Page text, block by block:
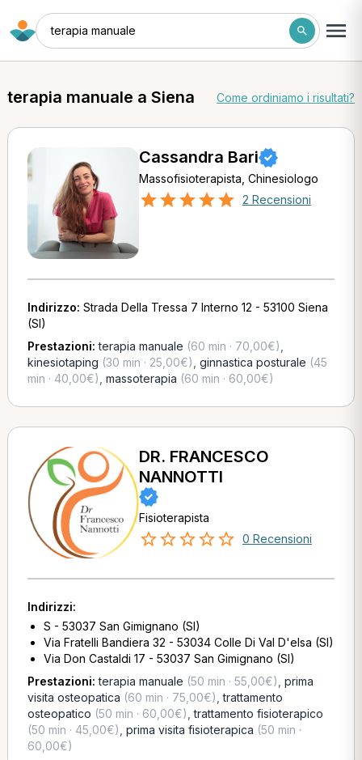
terapia manuale
terapia manuale a Siena Come ordiniamo i risultati?
Cassandra Bari
Massofisioterapista, Chinesiologo
2 Recensioni
Indirizzo: Strada Della Tressa 7 Interno 12 - 53100 Siena
(SI)
Prestazioni:terapia manuale (60 min · 70,00€)
kinesiotaping (30 min · 25,00€) ginnastica posturale (45
min · 40,00€) massoterapia (60 min · 60,00€)
DR. FRANCESCO
NANNOTTI
Fisioterapista
0 Recensioni
Indirizzi:
S - 53037 San Gimignano (SI)
Via Fratelli Bandiera 32 - 53034 Colle Di Val D'elsa (SI)
Via Don Castaldi 17 - 53037 San Gimignano (SI)
Prestazioni:terapia manuale (50 min · 55,00€) prima
visita osteopatica (60 min · 75,00€) ,trattamento
osteopatico (50 min · 60,00€) ,trattamento fisioterapico
(50 min · 45,00€) prima visita fisioterapica (50 min ·
60,00€)